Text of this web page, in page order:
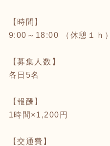
【時間】
9:00～18:00 （休憩１ｈ）
【募集人数】
各日5名
【報酬】
1時間×1,200円
【交通費】